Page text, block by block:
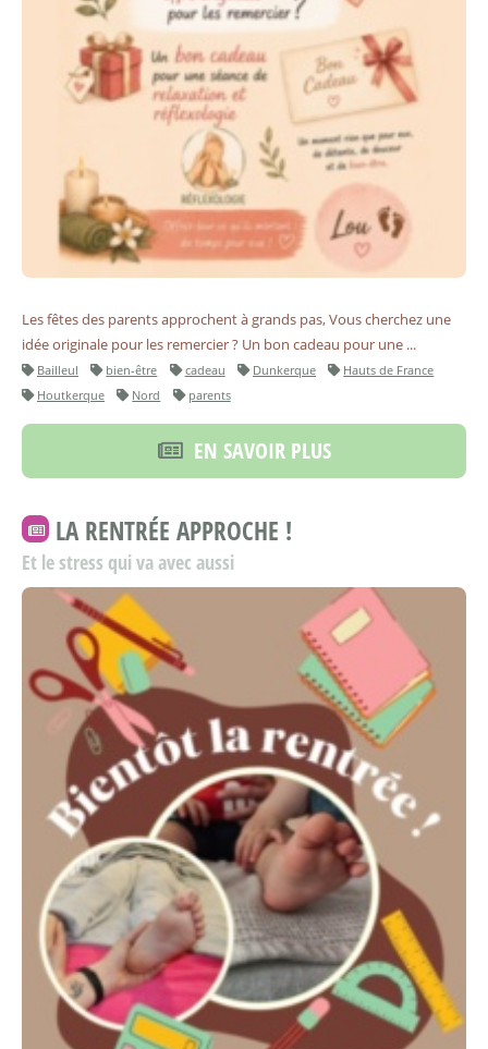
Les fêtes des parents approchent à grands pas, Vous cherchez une
idée originale pour les remercier ? Un bon cadeau pour une ...
Bailleul bien-être cadeau Dunkerque
Hauts de France
Houtkerque
Nord parents
EN SAVOIR PLUS
LA RENTRÉE APPROCHE !
Et le stress qui va avec aussi